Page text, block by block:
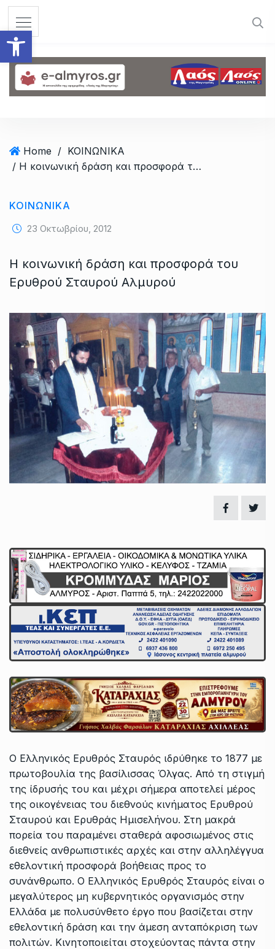
Ανοίξτε τη γραμμή
Home / ΚΟΙΝΩΝΙΚΑ
/ Η κοινωνική δράση και προσφορά του Ερυθρού Σταυρού Αλμυρού
ΚΟΙΝΩΝΙΚΑ
23 Οκτωβρίου, 2012
Η κοινωνική δράση και προσφορά του
Ερυθρού Σταυρού Αλμυρού
Ο Ελληνικός Ερυθρός Σταυρός ιδρύθηκε το 1877 με
πρωτοβουλία της βασίλισσας Όλγας. Από τη στιγμή
της ίδρυσής του και μέχρι σήμερα αποτελεί μέρος
της οικογένειας του διεθνούς κινήματος Ερυθρού
Σταυρού και Ερυθράς Ημισελήνου. Στη μακρά
πορεία του παραμένει σταθερά αφοσιωμένος στις
διεθνείς ανθρωπιστικές αρχές και στην αλληλέγγυα
εθελοντική προσφορά βοήθειας προς το
συνάνθρωπο. Ο Ελληνικός Ερυθρός Σταυρός είναι ο
μεγαλύτερος μη κυβερνητικός οργανισμός στην
Ελλάδα με πολυσύνθετο έργο που βασίζεται στην
εθελοντική δράση και την άμεση ανταπόκριση των
πολιτών. Κινητοποιείται στοχεύοντας πάντα στην